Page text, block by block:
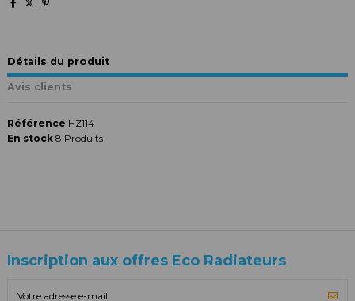
Détails du produit
Avis clients
Référence HZ114
En stock 8 Produits
Inscription aux offres Eco Radiateurs